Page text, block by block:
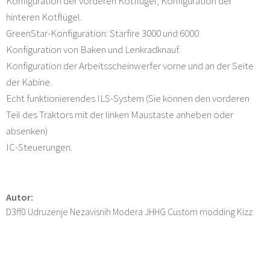
hinteren Kotflügel.
GreenStar-Konfiguration: Starfire 3000 und 6000
Konfiguration von Baken und Lenkradknauf.
Konfiguration der Arbeitsscheinwerfer vorne und an der Seite
der Kabine.
Echt funktionierendes ILS-System (Sie können den vorderen
Teil des Traktors mit der linken Maustaste anheben oder
absenken)
IC-Steuerungen.
Autor:
D3ff0 Udruzenje Nezavisnih Modera JHHG Custom modding Kizz